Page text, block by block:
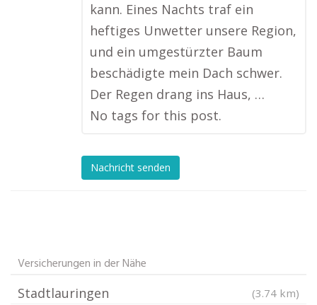
kann. Eines Nachts traf ein
heftiges Unwetter unsere Region,
und ein umgestürzter Baum
beschädigte mein Dach schwer.
Der Regen drang ins Haus, …
No tags for this post.
Nachricht senden
Versicherungen in der Nähe
Stadtlauringen (3.74 km)